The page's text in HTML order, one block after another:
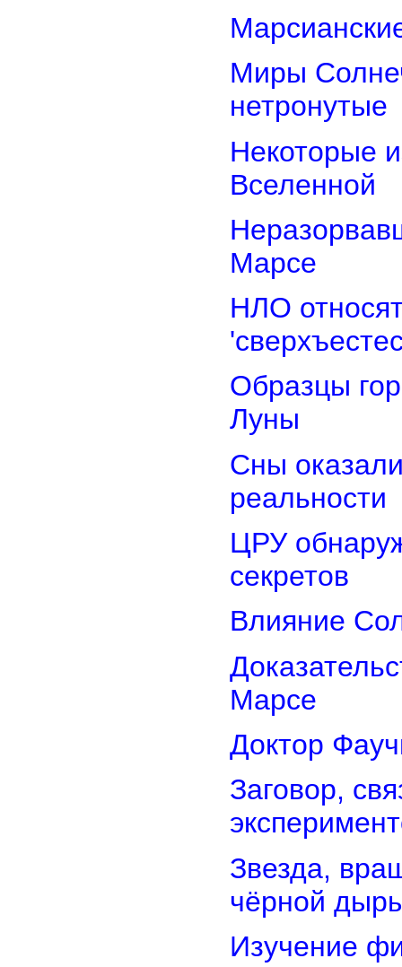
Миры
нетронутые
Некоторые
Вселенной
Марсе
НЛО
Образцы
Луны
Сны
реальности
ЦРУ
секретов
Влияние
Марсе
Доктор
Заговор,
Звезда,
чёрной
Изучение